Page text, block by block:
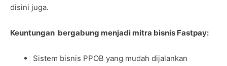
disini juga.
Keuntungan bergabung menjadi mitra bisnis Fastpay:
Sistem bisnis PPOB yang mudah dijalankan